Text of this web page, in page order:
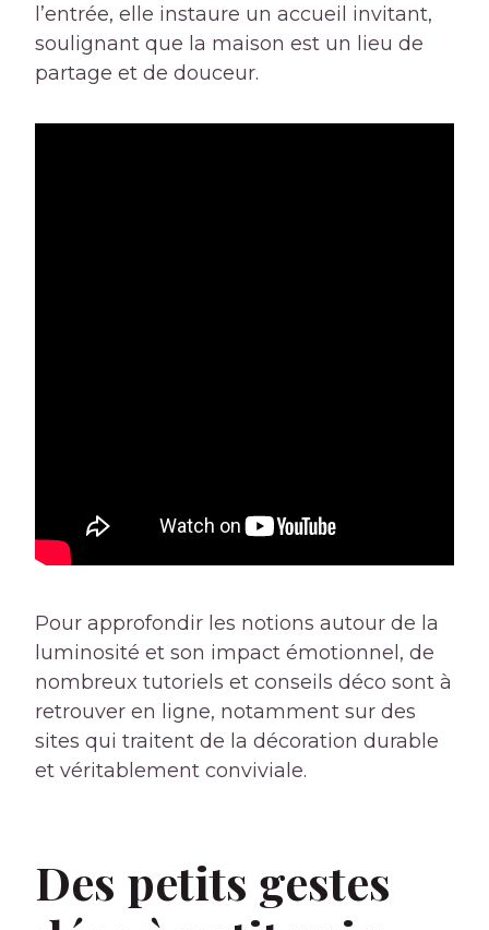
l’entrée, elle instaure un accueil invitant,
soulignant que la maison est un lieu de
partage et de douceur.
Pour approfondir les notions autour de la
luminosité et son impact émotionnel, de
nombreux tutoriels et conseils déco sont à
retrouver en ligne, notamment sur des
sites qui traitent de la décoration durable
et véritablement conviviale.
Des petits gestes